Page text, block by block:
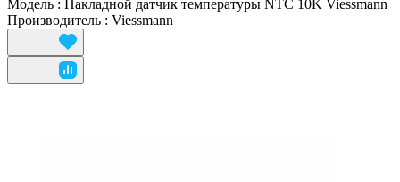
Модель : Накладной датчик температуры NTC 10K Viessmann
Производитель : Viessmann